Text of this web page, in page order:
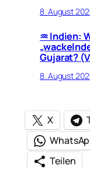
8. August
♒︎ Indien:
Gujarat?
8. August
X
Teilen